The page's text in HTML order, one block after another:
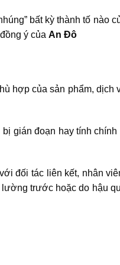
bất kỳ thành tố nào
ý của An Đô
hợp của sản phẩm, dịch
gián đoạn hay tính chính
đối tác liên kết, nhân
lường trước hoặc do hậu